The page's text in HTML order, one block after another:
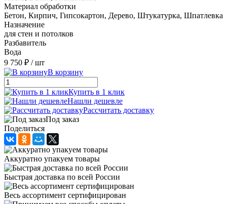
Материал обработки
Бетон, Кирпич, Гипсокартон, Дерево, Штукатурка, Шпатлевка
Назначение
для стен и потолков
Разбавитель
Вода
9 750 ₽ / шт
В корзину
Купить в 1 клик
Нашли дешевле
Рассчитать доставку
Под заказ
Поделиться
Аккуратно упакуем товары
Быстрая доставка по всей России
Весь ассортимент сертифицирован